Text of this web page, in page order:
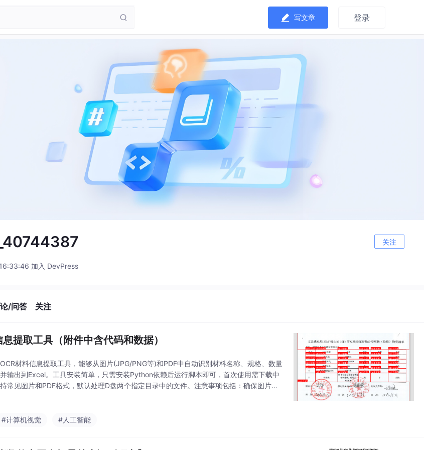
写文章 登录
关注
加入 DevPress
/问答 关注
提取工具（附件中含代码和数据）
材料信息提取工具，能够从图片(JPG/PNG等)和PDF中自动识别材料名称、规格、数量
输出到Excel。工具安装简单，只需安装Python依赖后运行脚本即可，首次使用需下载中
常见图片和PDF格式，默认处理D盘两个指定目录中的文件。注意事项包括：确保图片清
#计算机视觉 #人工智能